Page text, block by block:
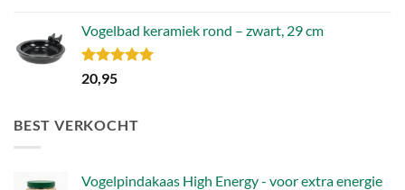
Vogelbad keramiek rond – zwart, 29 cm
Gewaardeerd
5.00
20,95
BEST VERKOCHT
Vogelpindakaas High Energy - voor extra energie